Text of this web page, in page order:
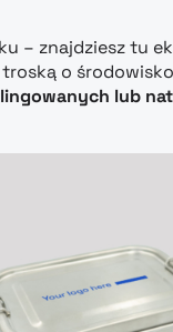
– znajdziesz tu
o
lub